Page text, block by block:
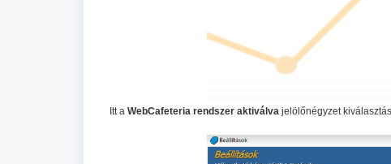
Itt a WebCafeteria rendszer aktiválva jelölőnégyzet